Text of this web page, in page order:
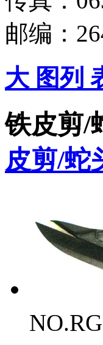
邮编：
大 图列
铁皮剪/
皮剪/蛇